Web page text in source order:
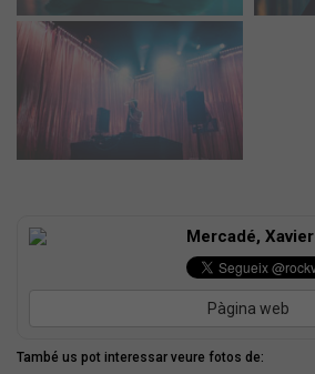
Mercadé, Xavier
Pàgina web
També us pot interessar veure fotos de: